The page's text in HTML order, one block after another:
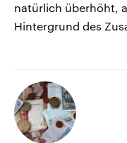
natürlich überhöht,
Hintergrund des